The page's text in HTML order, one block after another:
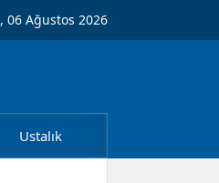
06 Ağustos 2026
Ustalık